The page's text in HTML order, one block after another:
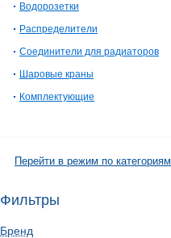
Водорозетки
Распределители
Соединители для радиаторов
Шаровые краны
Комплектующие
Перейти в режим по категориям
Фильтры
Бренд